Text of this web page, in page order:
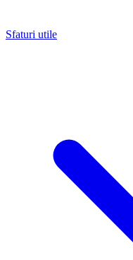
Sfaturi utile